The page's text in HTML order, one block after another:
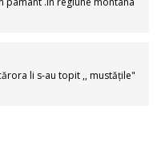
li s-au topit ,, mustățile"